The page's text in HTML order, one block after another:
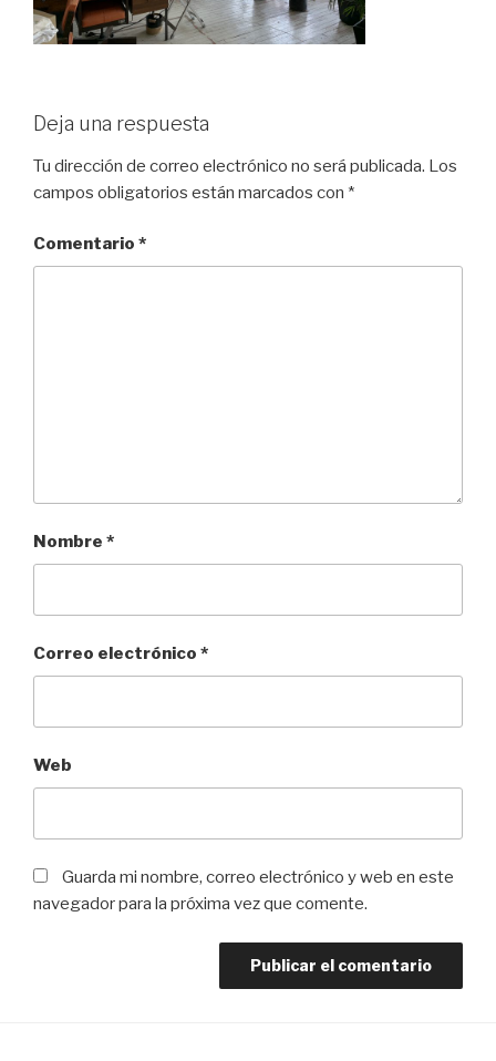
Deja una respuesta
Tu dirección de correo electrónico no será publicada. Los
campos obligatorios están marcados con *
Comentario *
Nombre *
Correo electrónico *
Web
Guarda mi nombre, correo electrónico y web en este
navegador para la próxima vez que comente.